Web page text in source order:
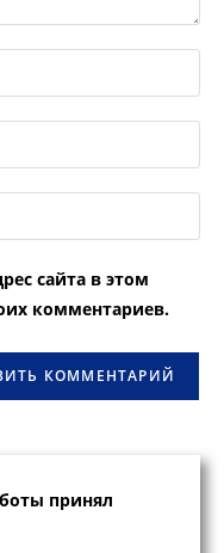
сайта в этом
комментариев.
принял